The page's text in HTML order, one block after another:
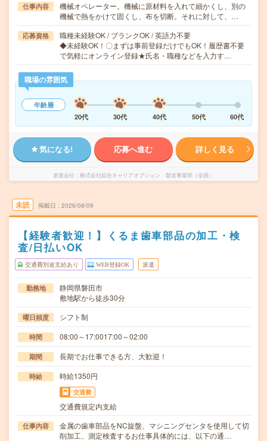
仕事内容
機械オペレーター。機械に原材料を入れて細かくし、別の
機械で熱をかけて固くし、布を切断。それに対して、…
応募資格
職種未経験OK / ブランクOK / 英語力不要
◆未経験OK！〇まずは事前登録だけでもOK！履歴書不要
で気軽にオンライン登録★氏名・職種などを入力す…
職場の雰囲気
年齢層
20代
30代 40代 50代 60代
気になる! 応募へ進む 詳しく見る
派遣会社 株式会社綜合キャリアオプション 製造事業部（全国）
未読 掲載日 2026/08/09
【経験者歓迎！】くるま歯車部品の加工・検
査/日払いOK
交通費別途支給あり WEB登録OK 派遣
勤務地
静岡県磐田市
敷地駅から徒歩30分
曜日頻度 シフト制
時間 08:00～17:0017:00～02:00
期間 長期でお仕事できる方、大歓迎！
時給 時給1350円
交通費
交通費規定内支給
仕事内容
金属の歯車部品をNC旋盤、マシニングセンタを使用して切
削加工、測定検査するお仕事具体的には、以下の通…